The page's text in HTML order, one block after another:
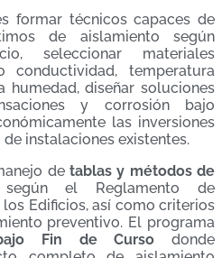
formar técnicos capaces de
de aislamiento según
seleccionar materiales
conductividad, temperatura
humedad, diseñar soluciones
y corrosión bajo
las inversiones
instalaciones existentes.
de tablas y métodos de
el Reglamento de
los Edificios, así como criterios
preventivo. El programa
Fin de Curso donde